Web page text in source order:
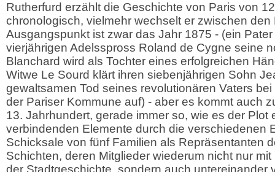
Rutherfurd erzählt die Geschichte von Paris von
chronologisch, vielmehr wechselt er zwischen
Ausgangspunkt ist zwar das Jahr 1875 - (ein
vierjährigen Adelsspross Roland de Cygne seine
Blanchard wird als Tochter eines erfolgreichen
Witwe Le Sourd klärt ihren siebenjährigen Sohn
gewaltsamen Tod seines revolutionären Vaters
der Pariser Kommune auf) - aber es kommt auch
13. Jahrhundert, gerade immer so, wie es der Plot
verbindenden Elemente durch die verschiedenen
Schicksale von fünf Familien als Repräsentanten
Schichten, deren Mitglieder wiederum nicht nur
der Stadtgeschichte, sondern auch untereinander